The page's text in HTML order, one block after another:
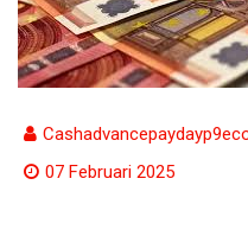
07 Februari 2025